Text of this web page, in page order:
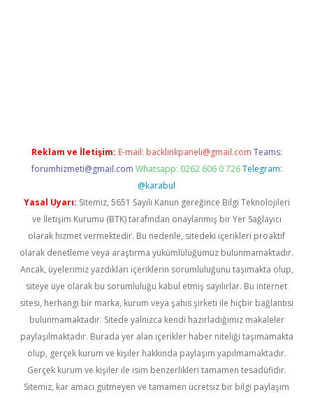
Reklam ve İletişim: E-mail: backlinkpaneli@gmail.com Teams:
forumhizmeti@gmail.com Whatsapp: 0262 606 0 726 Telegram:
@karabul
Yasal Uyarı: Sitemiz, 5651 Sayılı Kanun gereğince Bilgi Teknolojileri
ve İletişim Kurumu (BTK) tarafından onaylanmış bir Yer Sağlayıcı
olarak hizmet vermektedir. Bu nedenle, sitedeki içerikleri proaktif
olarak denetleme veya araştırma yükümlülüğümüz bulunmamaktadır.
Ancak, üyelerimiz yazdıkları içeriklerin sorumluluğunu taşımakta olup,
siteye üye olarak bu sorumluluğu kabul etmiş sayılırlar. Bu internet
sitesi, herhangi bir marka, kurum veya şahıs şirketi ile hiçbir bağlantısı
bulunmamaktadır. Sitede yalnızca kendi hazırladığımız makaleler
paylaşılmaktadır. Burada yer alan içerikler haber niteliği taşımamakta
olup, gerçek kurum ve kişiler hakkında paylaşım yapılmamaktadır.
Gerçek kurum ve kişiler ile isim benzerlikleri tamamen tesadüfidir.
Sitemiz, kar amacı gütmeyen ve tamamen ücretsiz bir bilgi paylaşım